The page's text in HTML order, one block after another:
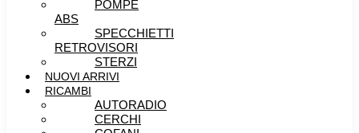
POMPE
ABS
SPECCHIETTI
RETROVISORI
STERZI
NUOVI ARRIVI
RICAMBI
AUTORADIO
CERCHI